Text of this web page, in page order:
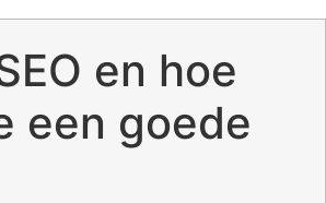
en hoe
een goede